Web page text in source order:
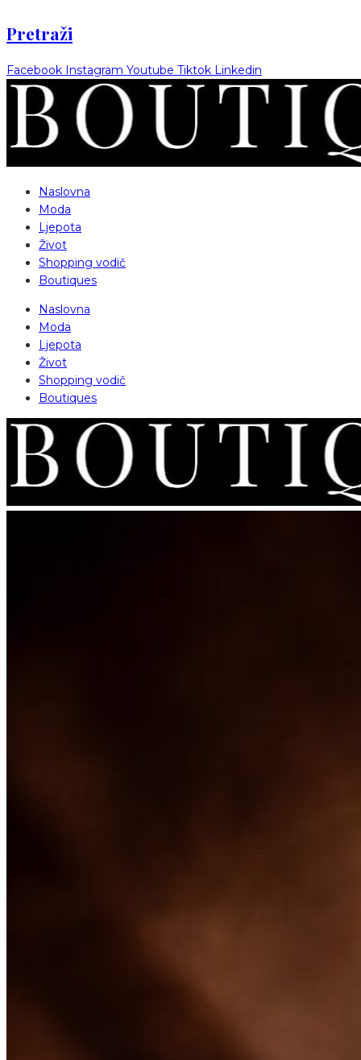
Pretraži
Facebook Instagram Youtube Tiktok Linkedin
Naslovna
Moda
Ljepota
Život
Shopping vodič
Boutiques
Naslovna
Moda
Ljepota
Život
Shopping vodič
Boutiques